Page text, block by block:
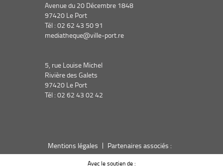
Avenue du 20 Décembre 1848
97420 Le Port
Tél : 02 62 43 50 91
mediatheque@ville-port.re
5, rue Louise Michel
Rivière des Galets
97420 Le Port
Tél : 02 62 43 02 42
Mentions légales Partenaires associés :
Avec le soutien de :